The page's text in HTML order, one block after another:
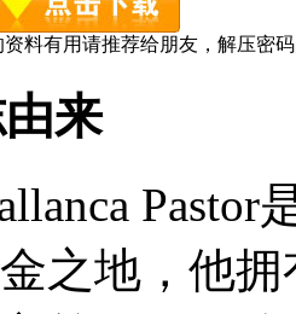
料有用请推荐给朋友，解压密码
来
Pastor
之地，他